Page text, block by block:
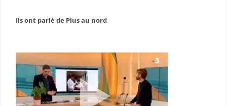
Ils ont parlé de Plus au nord